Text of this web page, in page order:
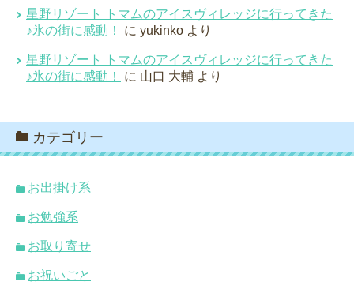
星野リゾート トマムのアイスヴィレッジに行ってきた
♪氷の街に感動！
に yukinko より
星野リゾート トマムのアイスヴィレッジに行ってきた
♪氷の街に感動！
に 山口 大輔 より
カテゴリー
お出掛け系
お勉強系
お取り寄せ
お祝いごと